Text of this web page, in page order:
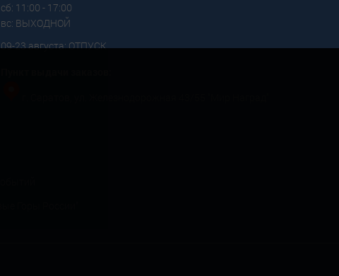
сб: 11:00 - 17:00
вс: ВЫХОДНОЙ
09-23 августа: ОТПУСК